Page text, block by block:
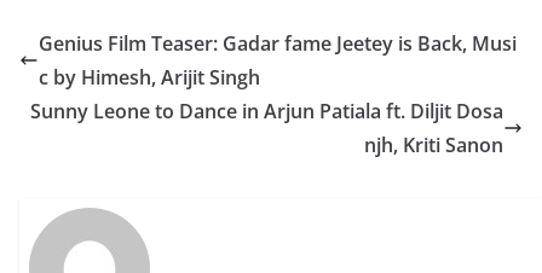
Genius Film Teaser: Gadar fame Jeetey is Back, Musi
c by Himesh, Arijit Singh
Sunny Leone to Dance in Arjun Patiala ft. Diljit Dosa
njh, Kriti Sanon